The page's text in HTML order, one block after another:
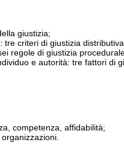
giustizia;
tre criteri di giustizia
regole di giustizia
e autorità: tre fattori di
competenza, affidabilità;